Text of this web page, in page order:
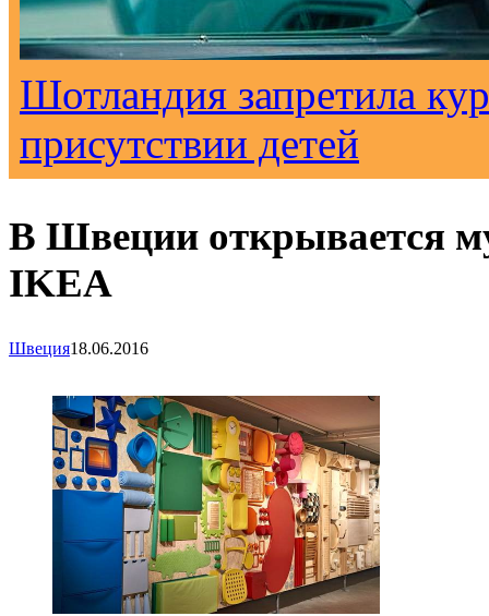
Шотландия запретила
присутствии детей
В Швеции открывается
IKEA
Швеция18.06.2016